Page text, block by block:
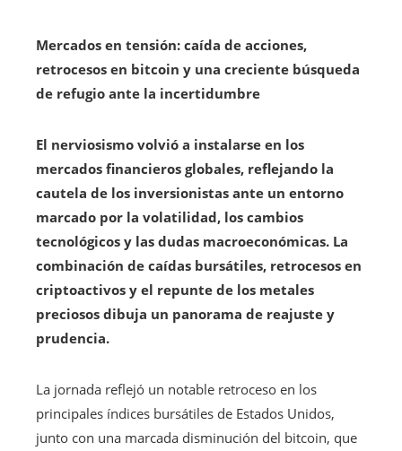
Mercados en tensión: caída de acciones,
retrocesos en bitcoin y una creciente búsqueda
de refugio ante la incertidumbre
El nerviosismo volvió a instalarse en los
mercados financieros globales, reflejando la
cautela de los inversionistas ante un entorno
marcado por la volatilidad, los cambios
tecnológicos y las dudas macroeconómicas. La
combinación de caídas bursátiles, retrocesos en
criptoactivos y el repunte de los metales
preciosos dibuja un panorama de reajuste y
prudencia.
La jornada reflejó un notable retroceso en los
principales índices bursátiles de Estados Unidos,
junto con una marcada disminución del bitcoin, que